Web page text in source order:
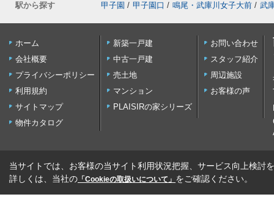
駅から探す
甲子園 / 甲子園口 / 鳴尾・武庫川女子大前 / 武
ホーム
会社概要
プライバシーポリシー
利用規約
サイトマップ
物件カタログ
新築一戸建
中古一戸建
売土地
マンション
PLAISIRの家シリーズ
お問い合わせ
スタッフ紹介
周辺施設
お客様の声
当サイトでは、お客様の当サイト利用状況把握、サービス向上検討
詳しくは、当社の 「Cookieの取扱いについて」 をご確認ください。